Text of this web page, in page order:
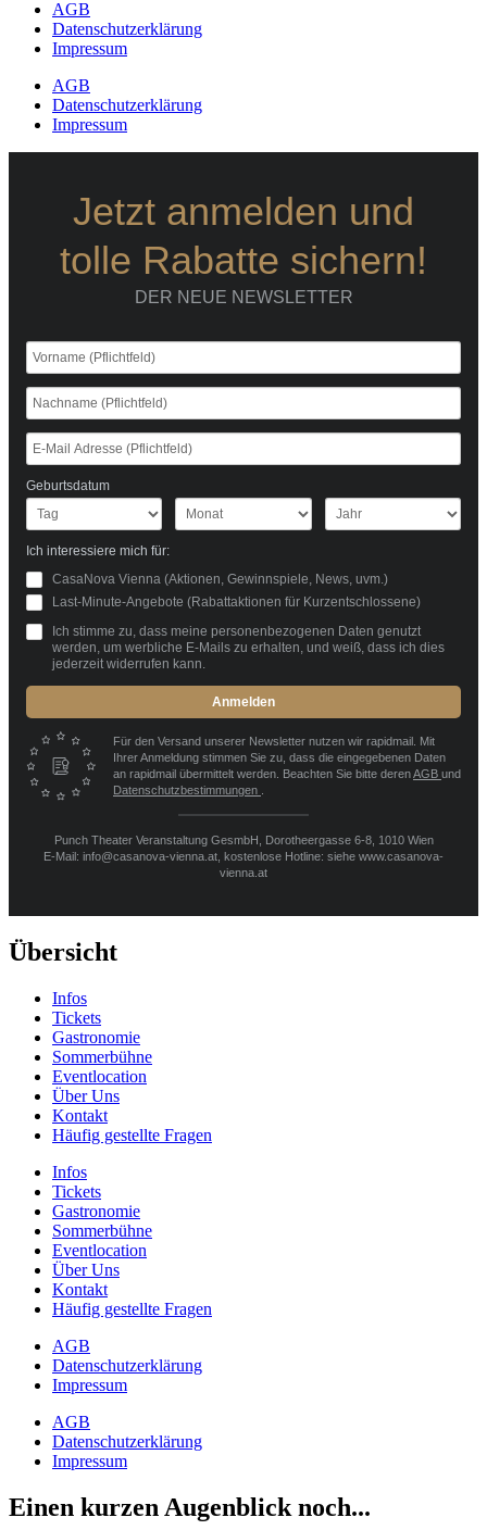
AGB
Datenschutzerklärung
Impressum
AGB
Datenschutzerklärung
Impressum
Jetzt anmelden und
tolle Rabatte sichern!
DER NEUE NEWSLETTER
Geburtsdatum
Ich interessiere mich für:
CasaNova Vienna (Aktionen, Gewinnspiele, News, uvm.)
Last-Minute-Angebote (Rabattaktionen für Kurzentschlossene)
Ich stimme zu, dass meine personenbezogenen Daten genutzt
werden, um werbliche E-Mails zu erhalten, und weiß, dass ich dies
jederzeit widerrufen kann.
Anmelden
Für den Versand unserer Newsletter nutzen wir rapidmail. Mit
Ihrer Anmeldung stimmen Sie zu, dass die eingegebenen Daten
an rapidmail übermittelt werden. Beachten Sie bitte derenAGB und
Datenschutzbestimmungen
Punch Theater Veranstaltung GesmbH, Dorotheergasse 6-8, 1010 Wien
E-Mail: info@casanova-vienna.at, kostenlose Hotline: siehe www.casanova-
vienna.at
Übersicht
Infos
Tickets
Gastronomie
Sommerbühne
Eventlocation
Über Uns
Kontakt
Häufig gestellte Fragen
Infos
Tickets
Gastronomie
Sommerbühne
Eventlocation
Über Uns
Kontakt
Häufig gestellte Fragen
AGB
Datenschutzerklärung
Impressum
AGB
Datenschutzerklärung
Impressum
Einen kurzen Augenblick noch...